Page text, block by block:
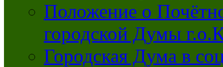
Положение о
городской Думы
Городская Дума в